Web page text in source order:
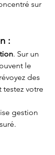
sur
:
. Sur un
le
des
testez votre
gestion